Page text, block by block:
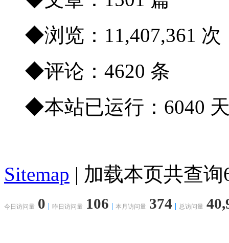
◆浏览：11,407,361 次
◆评论：4620 条
◆本站已运行：6040
Sitemap | 加载本页共查
今日访问量 0 昨日访问量 106 本月访问量 374 总访问量